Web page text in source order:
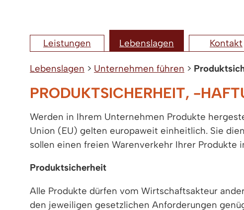
Leistungen Lebenslagen Kontakt
Lebenslagen > Unternehmen führen >
PRODUKTSICHERHEIT, -
Werden in Ihrem Unternehmen Produkte
Union (EU) gelten europaweit einheitlich. Sie
sollen einen freien Warenverkehr Ihrer
Produktsicherheit
Alle Produkte dürfen vom Wirtschaftsakteur
den jeweiligen gesetzlichen Anforderungen